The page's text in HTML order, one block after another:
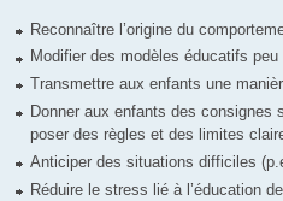
Reconnaître l’origine du
Modifier des modèles éducatifs
Transmettre aux enfants une
Donner aux enfants des consignes
poser des règles et des limites
Anticiper des situations difficiles
Réduire le stress lié à l’éducation